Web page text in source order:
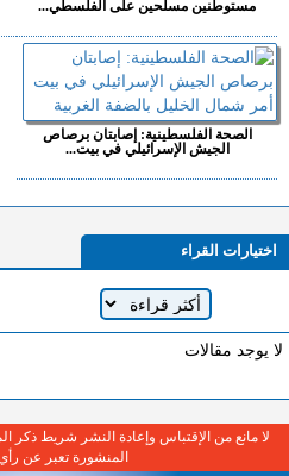
مستوطنين مسلحين على الفلسطي...
الصحة الفلسطينية: إصابتان برصاص
الجيش الإسرائيلي في بيت...
اختيارات القراء
لا يوجد مقالات
لا مانع من الإقتباس وإعادة النشر شريط ذكر
المنشورة تعبر عن